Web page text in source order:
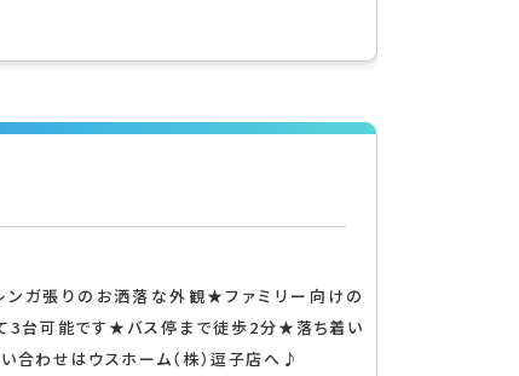
1階の物件
ガ張りのお洒落な外観★ファミリー向けの
3台可能です★バス停まで徒歩2分★落ち着い
合わせはウスホーム（株）逗子店へ♪